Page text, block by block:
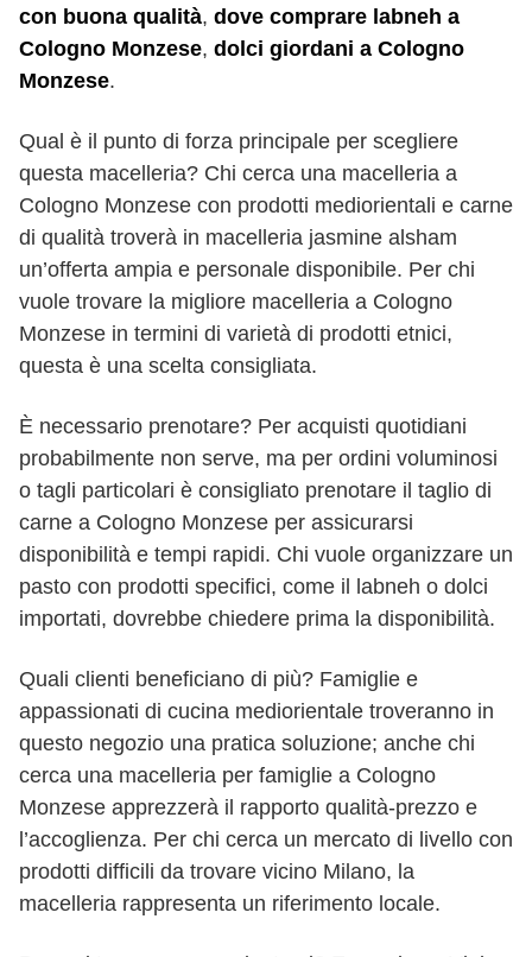
con buona qualità, dove comprare labneh a
Cologno Monzese, dolci giordani a Cologno
Monzese.
Qual è il punto di forza principale per scegliere
questa macelleria? Chi cerca una macelleria a
Cologno Monzese con prodotti mediorientali e carne
di qualità troverà in macelleria jasmine alsham
un’offerta ampia e personale disponibile. Per chi
vuole trovare la migliore macelleria a Cologno
Monzese in termini di varietà di prodotti etnici,
questa è una scelta consigliata.
È necessario prenotare? Per acquisti quotidiani
probabilmente non serve, ma per ordini voluminosi
o tagli particolari è consigliato prenotare il taglio di
carne a Cologno Monzese per assicurarsi
disponibilità e tempi rapidi. Chi vuole organizzare un
pasto con prodotti specifici, come il labneh o dolci
importati, dovrebbe chiedere prima la disponibilità.
Quali clienti beneficiano di più? Famiglie e
appassionati di cucina mediorientale troveranno in
questo negozio una pratica soluzione; anche chi
cerca una macelleria per famiglie a Cologno
Monzese apprezzerà il rapporto qualità-prezzo e
l’accoglienza. Per chi cerca un mercato di livello con
prodotti difficili da trovare vicino Milano, la
macelleria rappresenta un riferimento locale.